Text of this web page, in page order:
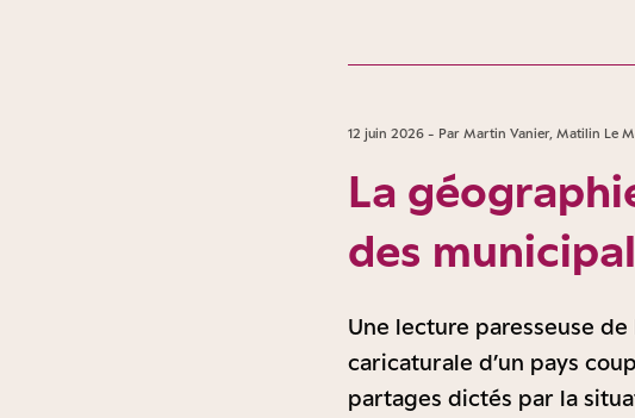
12 juin 2026 - Par Martin Vanier, Matilin Le
La
des
Une lecture paresseuse
caricaturale d’un pays
partages dictés par la